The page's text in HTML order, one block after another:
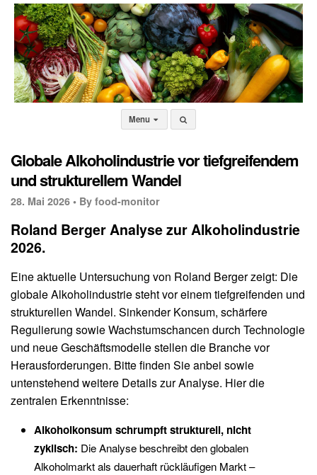
Menu
Globale Alkoholindustrie vor tiefgreifendem
und strukturellem Wandel
28. Mai 2026 • By food-monitor
Roland Berger Analyse zur Alkoholindustrie
2026.
Eine aktuelle Untersuchung von Roland Berger zeigt: Die
globale Alkoholindustrie steht vor einem tiefgreifenden und
strukturellen Wandel. Sinkender Konsum, schärfere
Regulierung sowie Wachstumschancen durch Technologie
und neue Geschäftsmodelle stellen die Branche vor
Herausforderungen. Bitte finden Sie anbei sowie
untenstehend weitere Details zur Analyse. Hier die
zentralen Erkenntnisse:
Alkoholkonsum schrumpft strukturell, nicht
zyklisch: Die Analyse beschreibt den globalen
Alkoholmarkt als dauerhaft rückläufigen Markt –